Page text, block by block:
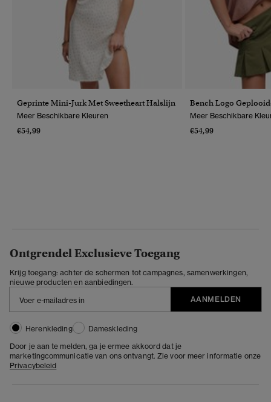
Geprinte Mini-Jurk Met Sweetheart Halslijn
Meer Beschikbare Kleuren
€54,99
Bench Logo
Meer Beschikbare
€54,99
Ontgrendel Exclusieve Toegang
Krijg toegang: achter de schermen tot campagnes, samenwerkingen,
nieuwe producten en aanbiedingen.
AANMELDEN
Herenkleding
Dameskleding
Door je aan te melden, ga je ermee akkoord dat je
marketingcommunicatie van ons ontvangt. Zie voor meer informatie onze
Privacybeleid